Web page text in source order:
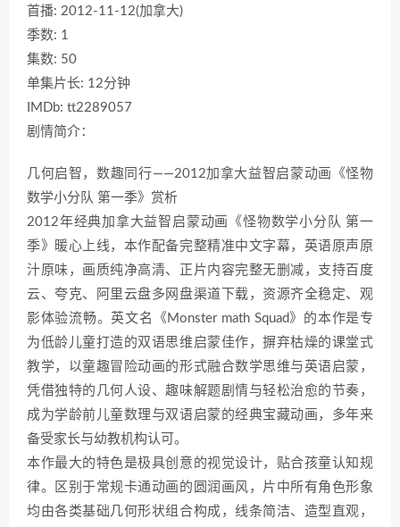
首播: 2012-11-12(加拿大)
季数: 1
集数: 50
单集片长: 12分钟
IMDb: tt2289057
剧情简介：
几何启智，数趣同行——2012加拿大益智启蒙动画《怪物
数学小分队 第一季》赏析
2012年经典加拿大益智启蒙动画《怪物数学小分队 第一
季》暖心上线，本作配备完整精准中文字幕，英语原声原
汁原味，画质纯净高清、正片内容完整无删减，支持百度
云、夸克、阿里云盘多网盘渠道下载，资源齐全稳定、观
影体验流畅。英文名《Monster math Squad》的本作是专
为低龄儿童打造的双语思维启蒙佳作，摒弃枯燥的课堂式
教学，以童趣冒险动画的形式融合数学思维与英语启蒙，
凭借独特的几何人设、趣味解题剧情与轻松治愈的节奏，
成为学龄前儿童数理与双语启蒙的经典宝藏动画，多年来
备受家长与幼教机构认可。
本作最大的特色是极具创意的视觉设计，贴合孩童认知规
律。区别于常规卡通动画的圆润画风，片中所有角色形象
均由各类基础几何形状组合构成，线条简洁、造型直观，